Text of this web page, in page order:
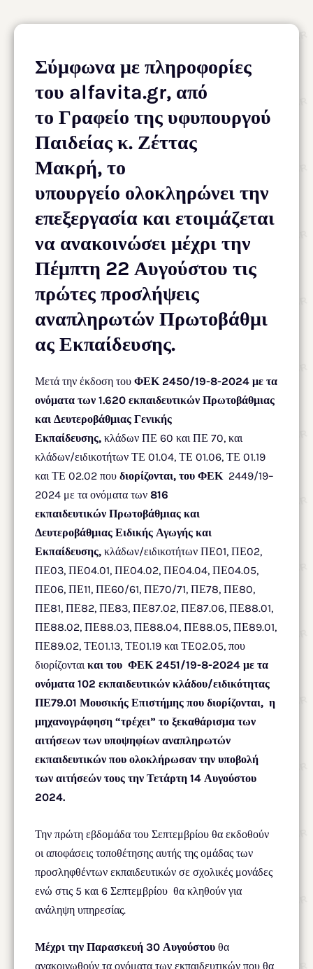
Σύμφωνα με πληροφορίες
του alfavita.gr, από
το Γραφείο της υφυπουργού
Παιδείας κ. Ζέττας
Μακρή, το
υπουργείο ολοκληρώνει την
επεξεργασία και ετοιμάζεται
να ανακοινώσει μέχρι την
Πέμπτη 22 Αυγούστου τις
πρώτες προσλήψεις
αναπληρωτών Πρωτοβάθμι
ας Εκπαίδευσης.
Μετά την έκδοση του ΦΕΚ 2450/19-8-2024 με τα
ονόματα των 1.620 εκπαιδευτικών Πρωτοβάθμιας
και Δευτεροβάθμιας Γενικής
Εκπαίδευσης, κλάδων ΠΕ 60 και ΠΕ 70, και
κλάδων/ειδικοτήτων ΤΕ 01.04, ΤΕ 01.06, ΤΕ 01.19
και ΤΕ 02.02 που διορίζονται, του ΦΕΚ 2449/19–
2024 με τα ονόματα των 816
εκπαιδευτικών Πρωτοβάθμιας και
Δευτεροβάθμιας Ειδικής Αγωγής και
Εκπαίδευσης, κλάδων/ειδικοτήτων ΠΕ01, ΠΕ02,
ΠΕ03, ΠΕ04.01, ΠΕ04.02, ΠΕ04.04, ΠΕ04.05,
ΠΕ06, ΠΕ11, ΠΕ60/61, ΠΕ70/71, ΠΕ78, ΠΕ80,
ΠΕ81, ΠΕ82, ΠΕ83, ΠΕ87.02, ΠΕ87.06, ΠΕ88.01,
ΠΕ88.02, ΠΕ88.03, ΠΕ88.04, ΠΕ88.05, ΠΕ89.01,
ΠΕ89.02, ΤΕ01.13, ΤΕ01.19 και ΤΕ02.05, που
διορίζονταικαι του ΦΕΚ 2451/19-8-2024 με τα
ονόματα 102 εκπαιδευτικών κλάδου/ειδικότητας
ΠΕ79.01 Μουσικής Επιστήμης που διορίζονται, η
μηχανογράφηση “τρέχει” το ξεκαθάρισμα των
αιτήσεων των υποψηφίων αναπληρωτών
εκπαιδευτικών που ολοκλήρωσαν την υποβολή
των αιτήσεών τους την Τετάρτη 14 Αυγούστου
2024.
Την πρώτη εβδομάδα του Σεπτεμβρίου θα εκδοθούν
οι αποφάσεις τοποθέτησης αυτής της ομάδας των
προσληφθέντων εκπαιδευτικών σε σχολικές μονάδες
ενώ στις 5 και 6 Σεπτεμβρίου θα κληθούν για
ανάληψη υπηρεσίας.
Μέχρι την Παρασκευή 30 Αυγούστου θα
ανακοινωθούν τα ονόματα των εκπαιδευτικών που θα